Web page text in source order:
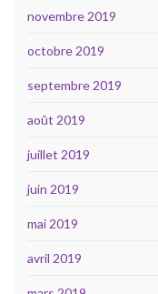
novembre 2019
octobre 2019
septembre 2019
août 2019
juillet 2019
juin 2019
mai 2019
avril 2019